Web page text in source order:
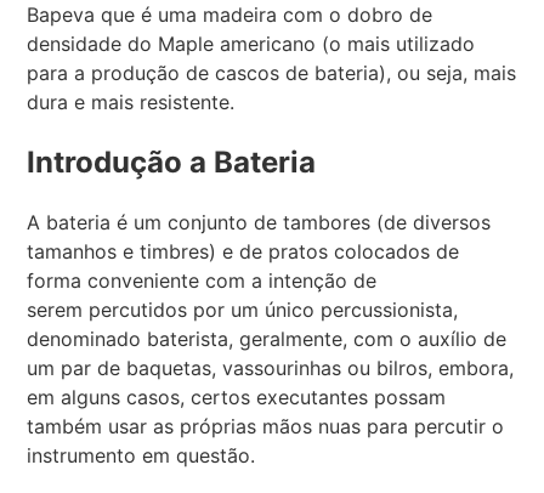
Bapeva que é uma madeira com o dobro de
densidade do Maple americano (o mais utilizado
para a produção de cascos de bateria), ou seja, mais
dura e mais resistente.
Introdução a Bateria
A bateria é um conjunto de tambores (de diversos
tamanhos e timbres) e de pratos colocados de
forma conveniente com a intenção de
serem percutidos por um único percussionista,
denominado baterista, geralmente, com o auxílio de
um par de baquetas, vassourinhas ou bilros, embora,
em alguns casos, certos executantes possam
também usar as próprias mãos nuas para percutir o
instrumento em questão.